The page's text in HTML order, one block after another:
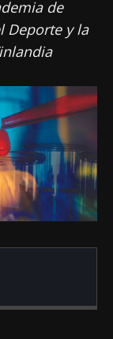
de
Deporte y la